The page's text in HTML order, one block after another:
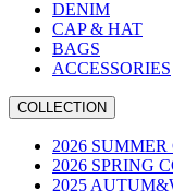
DENIM
CAP & HAT
BAGS
ACCESSORIES
COLLECTION
2026
2026 SPRING
2025